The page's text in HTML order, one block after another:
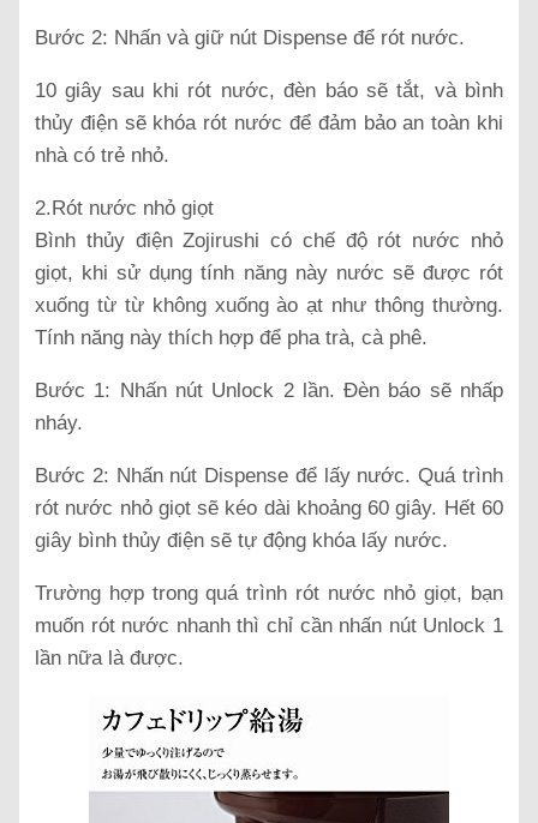
Bước 2: Nhấn và giữ nút Dispense để rót nước.
10 giây sau khi rót nước, đèn báo sẽ tắt, và bình
thủy điện sẽ khóa rót nước để đảm bảo an toàn khi
nhà có trẻ nhỏ.
2.Rót nước nhỏ giọt
Bình thủy điện Zojirushi có chế độ rót nước nhỏ
giọt, khi sử dụng tính năng này nước sẽ được rót
xuống từ từ không xuống ào ạt như thông thường.
Tính năng này thích hợp để pha trà, cà phê.
Bước 1: Nhấn nút Unlock 2 lần. Đèn báo sẽ nhấp
nháy.
Bước 2: Nhấn nút Dispense để lấy nước. Quá trình
rót nước nhỏ giọt sẽ kéo dài khoảng 60 giây. Hết 60
giây bình thủy điện sẽ tự động khóa lấy nước.
Trường hợp trong quá trình rót nước nhỏ giọt, bạn
muốn rót nước nhanh thì chỉ cần nhấn nút Unlock 1
lần nữa là được.